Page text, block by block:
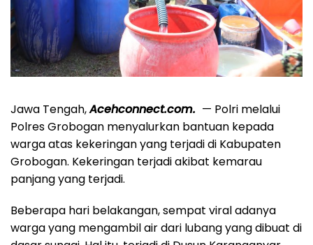
Jawa Tengah,Acehconnect.com. — Polri melalui
Polres Grobogan menyalurkan bantuan kepada
warga atas kekeringan yang terjadi di Kabupaten
Grobogan. Kekeringan terjadi akibat kemarau
panjang yang terjadi.
Beberapa hari belakangan, sempat viral adanya
warga yang mengambil air dari lubang yang dibuat di